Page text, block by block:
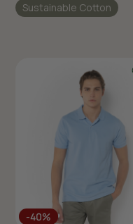
Sustainable Cotton
-40%